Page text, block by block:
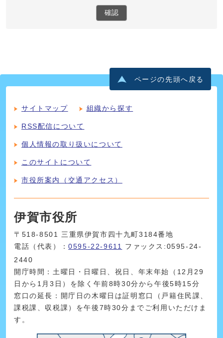
確認
ページの先頭へ戻る
サイトマップ 組織から探す
RSS配信について
個人情報の取り扱いについて
このサイトについて
市役所案内（交通アクセス）
伊賀市役所
〒518-8501 三重県伊賀市四十九町3184番地
電話（代表）：0595-22-9611 ファックス:0595-24-
2440
開庁時間：土曜日・日曜日、祝日、年末年始（12月29
日から1月3日）を除く午前8時30分から午後5時15分
窓口の延長：開庁日の木曜日は証明窓口（戸籍住民課、
課税課、収税課）を午後7時30分までご利用いただけま
す。